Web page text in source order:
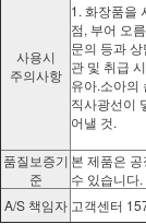
사용시
주의사항
1. 화장품을
점, 부어 오
문의 등과
관 및 취급
유아.소아의
직사광선이
어낼 것.
품질보증기
준
본 제품은
수 있습니다.
A/S 책임자 고객센터